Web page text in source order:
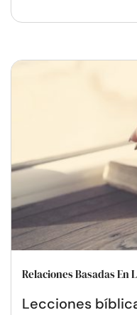
Relaciones Basadas En
Lecciones